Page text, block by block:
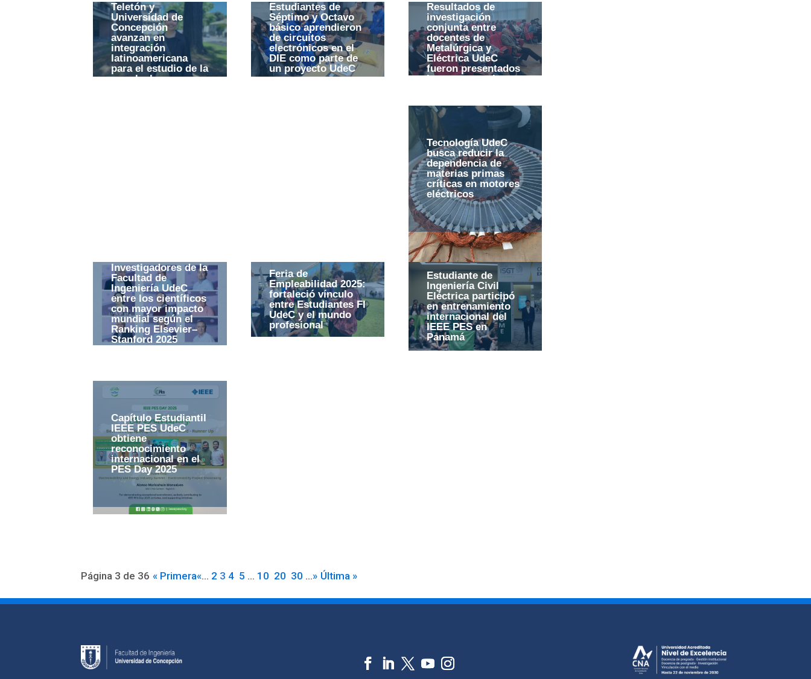
Teletón y
Universidad de
Concepción
avanzan en
integración
latinoamericana
para el estudio de la
marcha humana
Estudiantes de
Séptimo y Octavo
básico aprendieron
de circuitos
electrónicos en el
DIE como parte de
un proyecto UdeC
en su
Resultados de
investigación
conjunta entre
docentes de
Metalúrgica y
Eléctrica UdeC
fueron presentados
junto a prototipo
Tecnología UdeC
busca reducir la
dependencia de
materias primas
críticas en motores
eléctricos
Investigadores de la
Facultad de
Ingeniería UdeC
entre los científicos
con mayor impacto
mundial según el
Ranking Elsevier–
Stanford 2025
Feria de
Empleabilidad 2025:
fortaleció vínculo
entre Estudiantes FI
UdeC y el mundo
profesional
Estudiante de
Ingeniería Civil
Eléctrica participó
en entrenamiento
internacional del
IEEE PES en
Panamá
Capítulo Estudiantil
IEEE PES UdeC
obtiene
reconocimiento
internacional en el
PES Day 2025
Página 3 de 36 « Primera«... 2 3 4 5 ... 10 20 30 ...» Última »